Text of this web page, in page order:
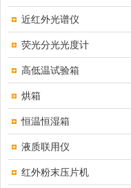
近红外光谱仪
荧光分光光度计
高低温试验箱
烘箱
恒温恒湿箱
液质联用仪
红外粉末压片机